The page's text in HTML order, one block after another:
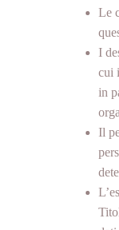
Le
I
cui
in
Il